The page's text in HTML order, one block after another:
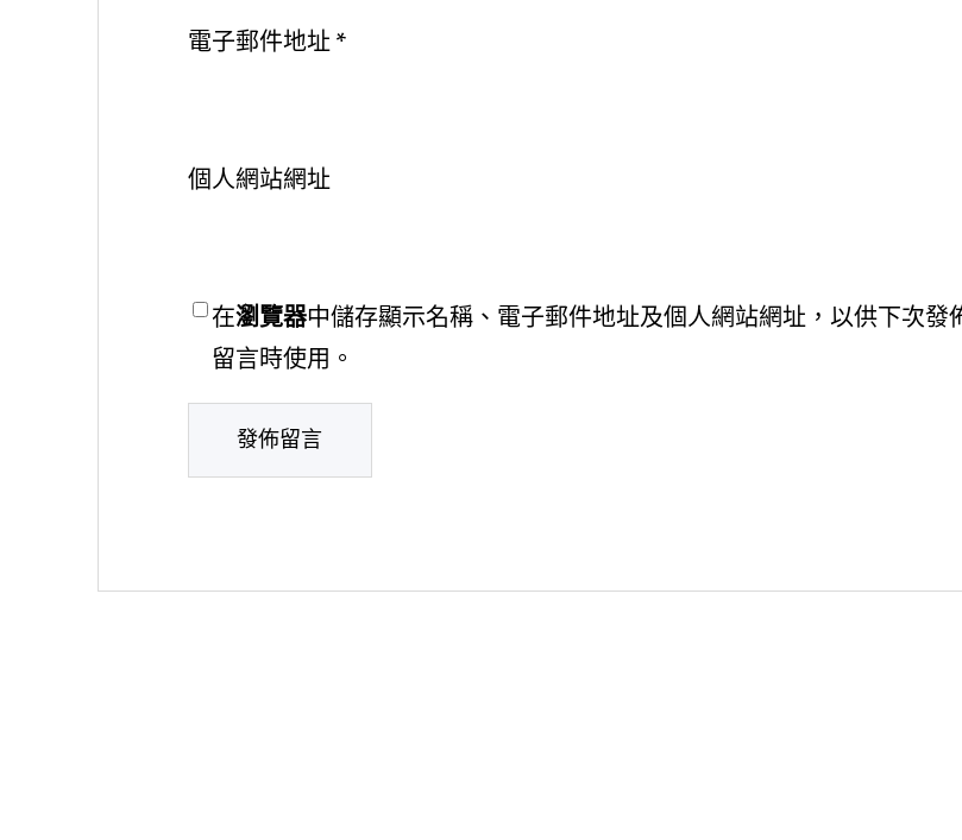
電子郵件地址 *
個人網站網址
在瀏覽器中儲存顯示名稱、電子郵件地址及個人網站網址，以供下次發
留言時使用。